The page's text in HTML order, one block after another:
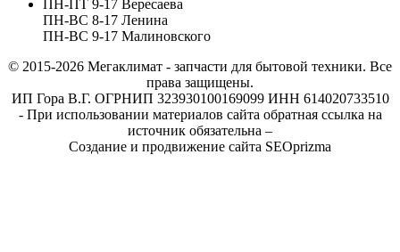
ПН-ПТ 9-17 Вересаева
ПН-ВС 8-17 Ленина
ПН-ВС 9-17 Малиновского
© 2015-2026 Мегаклимат - запчасти для бытовой техники. Все
права защищены.
ИП Гора В.Г. ОГРНИП 323930100169099 ИНН 614020733510
- При использовании материалов сайта обратная ссылка на
источник обязательна –
Создание и продвижение сайта SEOprizma